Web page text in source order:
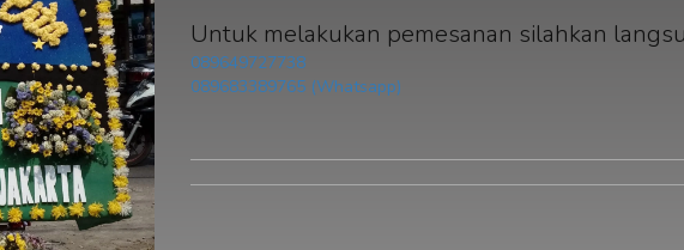
Untuk melakukan pemesanan silahkan
089649727738
089683389765 (Whatsapp)